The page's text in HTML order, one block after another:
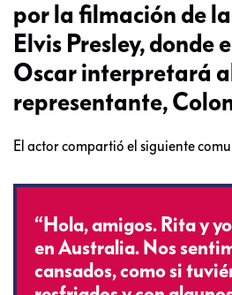
por la filmación de
Elvis Presley, donde
Oscar interpretará
representante,
El actor compartió el siguiente
“Hola, amigos. Rita y
en Australia. Nos
cansados, como si